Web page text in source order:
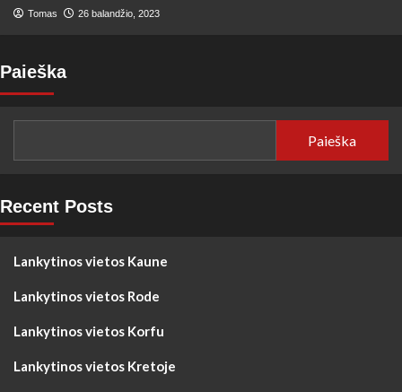
Tomas 26 balandžio, 2023
Paieška
Paieška
Recent Posts
Lankytinos vietos Kaune
Lankytinos vietos Rode
Lankytinos vietos Korfu
Lankytinos vietos Kretoje